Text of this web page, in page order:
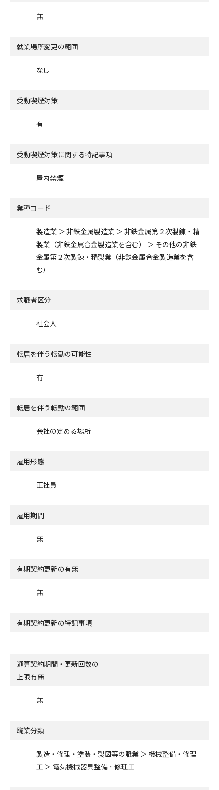
無
就業場所変更の範囲
なし
受動喫煙対策
有
受動喫煙対策に関する特記事項
屋内禁煙
業種コード
製造業 ＞ 非鉄金属製造業 ＞ 非鉄金属第２次製錬・精
製業（非鉄金属合金製造業を含む） ＞ その他の非鉄
金属第２次製錬・精製業（非鉄金属合金製造業を含
む）
求職者区分
社会人
転居を伴う転勤の可能性
有
転居を伴う転勤の範囲
会社の定める場所
雇用形態
正社員
雇用期間
無
有期契約更新の有無
無
有期契約更新の特記事項
通算契約期間・更新回数の
上限有無
無
職業分類
製造・修理・塗装・製図等の職業 ＞ 機械整備・修理
工 ＞ 電気機械器具整備・修理工